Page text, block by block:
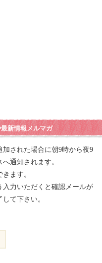
新情報メルマガ
加された場合に朝9時から夜9
通知されます。
ます。
入力いただくと確認メールが
て下さい。